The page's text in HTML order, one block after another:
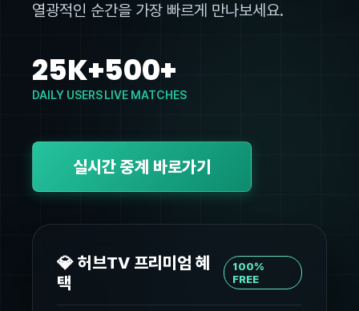
열광적인 순간을 가장 빠르게 만나보세요.
25K+
DAILY USERS
500+
LIVE MATCHES
실시간 중계 바로가기
💎 허브TV 프리미엄 혜
택
100%
FREE